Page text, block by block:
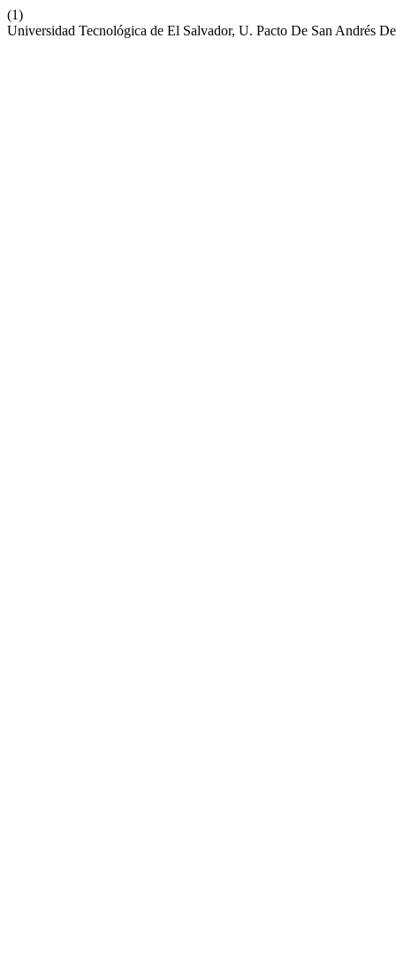
(1)
Universidad Tecnológica de El Salvador, U. Pacto De San Andrés